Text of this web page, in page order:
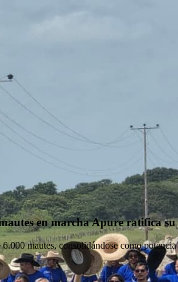
en marcha Apure ratifica
mautes, consolidándose como